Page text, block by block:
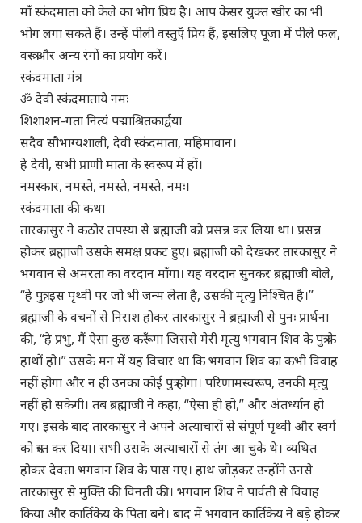
माँ स्कंदमाता को केले का भोग प्रिय है। आप केसर युक्त खीर का भी
भोग लगा सकते हैं। उन्हें पीली वस्तुएँ प्रिय हैं, इसलिए पूजा में पीले फल,
वस्त्र और अन्य रंगों का प्रयोग करें।
स्कंदमाता मंत्र
ॐ देवी स्कंदमाताये नमः
शिशाशन-गता नित्यं पद्माश्रितकार्द्वया
सदैव सौभाग्यशाली, देवी स्कंदमाता, महिमावान।
हे देवी, सभी प्राणी माता के स्वरूप में हों।
नमस्कार, नमस्ते, नमस्ते, नमस्ते, नमः।
स्कंदमाता की कथा
तारकासुर ने कठोर तपस्या से ब्रह्माजी को प्रसन्न कर लिया था। प्रसन्न
होकर ब्रह्माजी उसके समक्ष प्रकट हुए। ब्रह्माजी को देखकर तारकासुर ने
भगवान से अमरता का वरदान माँगा। यह वरदान सुनकर ब्रह्माजी बोले,
“हे पुत्र, इस पृथ्वी पर जो भी जन्म लेता है, उसकी मृत्यु निश्चित है।”
ब्रह्माजी के वचनों से निराश होकर तारकासुर ने ब्रह्माजी से पुनः प्रार्थना
की, “हे प्रभु, मैं ऐसा कुछ करूँगा जिससे मेरी मृत्यु भगवान शिव के पुत्र के
हाथों हो।” उसके मन में यह विचार था कि भगवान शिव का कभी विवाह
नहीं होगा और न ही उनका कोई पुत्र होगा। परिणामस्वरूप, उनकी मृत्यु
नहीं हो सकेगी। तब ब्रह्माजी ने कहा, “ऐसा ही हो,” और अंतर्ध्यान हो
गए। इसके बाद तारकासुर ने अपने अत्याचारों से संपूर्ण पृथ्वी और स्वर्ग
को त्रस्त कर दिया। सभी उसके अत्याचारों से तंग आ चुके थे। व्यथित
होकर देवता भगवान शिव के पास गए। हाथ जोड़कर उन्होंने उनसे
तारकासुर से मुक्ति की विनती की। भगवान शिव ने पार्वती से विवाह
किया और कार्तिकेय के पिता बने। बाद में भगवान कार्तिकेय ने बड़े होकर